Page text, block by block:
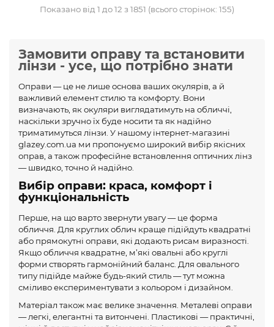
Показано від 1 до 12 з 1851 (всього сторінок: 155)
Замовити оправу та встановити
лінзи - усе, що потрібно знати
Оправи — це не лише основа ваших окулярів, а й
важливий елемент стилю та комфорту. Вони
визначають, як окуляри виглядатимуть на обличчі,
наскільки зручно їх буде носити та як надійно
триматимуться лінзи. У нашому інтернет-магазині
glazey.com.ua ми пропонуємо широкий вибір якісних
оправ, а також професійне встановлення оптичних лінз
— швидко, точно й надійно.
Вибір оправи: краса, комфорт і
функціональність
Перше, на що варто звернути увагу — це форма
обличчя. Для круглих облич краще підійдуть квадратні
або прямокутні оправи, які додають рисам виразності.
Якщо обличчя квадратне, м’які овальні або круглі
форми створять гармонійний баланс. Для овального
типу підійде майже будь-який стиль — тут можна
сміливо експериментувати з кольором і дизайном.
Матеріал також має велике значення. Металеві оправи
— легкі, елегантні та витончені. Пластикові — практичні,